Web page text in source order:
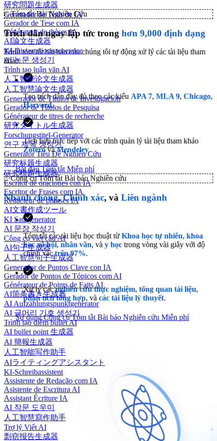
研究問題生成器
Generador de Tesis de IA
Gerador de Tese com IA
Générateur de thèses IA
AI論文生成器
KI-Dissertationsgenerator
AI 논문 생성기
Trình tạo luận văn AI
人工智能论文生成器
人工智慧論文生成器
Generador de Títulos de Investigación
Gerador de Títulos de Pesquisa
Générateur de titres de recherche
研究タイトル生成器
Forschungstitel-Generator
연구 제목 생성기
Generator Tiêu Đề Nghiên Cứu
研究标题生成器
研究標題生成器
Escritor de oraciones con IA
Escritor de Frases com IA
Rédacteur de phrases IA
AI文書作成ツール
KI Satzgenerator
AI 문장 작성기
Công cụ viết câu AI
AI句子生成器
人工智慧句子生成器
Generador de Puntos Clave con IA
Gerador de Pontos de Tópicos com AI
Générateur de Points de Faits AI
AI箇条書き生成器
AI Aufzählungspunktgenerator
AI 글머리 기호 생성기
Trình tạo điểm bullet AI
AI bullet point 生成器
AI 簡報生成器
人工智能写作助手
AIライティングアシスタント
KI-Schreibassistent
Assistente de Redação com IA
Asistente de Escritura AI
Assistant Écriture IA
AI 작문 도우미
人工智慧寫作助手
Trợ lý Viết AI
剽窃报告生成器
✨Tóm tắt Bài Nghiên Cứu
Trích dẫn ngay lập tức trong hơn 9,000 định dạng
Trình tóm tắt bài báo của chúng tôi tự động xử lý các tài liệu tham
khảo.
Tạo trích dẫn đầy đủ theo các kiểu APA 7, MLA 9, Chicago,
Harvard.
Tích hợp trực tiếp với các trình quản lý tài liệu tham khảo
ZoterovàMendeley.
Bắt đầu Tóm tắt Miễn phí
✨Công cụ Tóm tắt Bài báo Nghiên cứu
Nhanh chóng,Chính xác, và Liên ngành
Tóm tắt các tài liệu học thuật từ Khoa học tự nhiên, khoa
học xã hội,nhân văn, và y học trong vòng vài giây với độ
chính xáctrên 97%.
Xử lý cácnghiên cứu thực nghiệm, tổng quan tài liệu,
phân tích tổng hợp, và các tài liệu lý thuyết.
Sử dụng Công cụ Tóm tắt Bài báo Nghiên cứu Miễn phí